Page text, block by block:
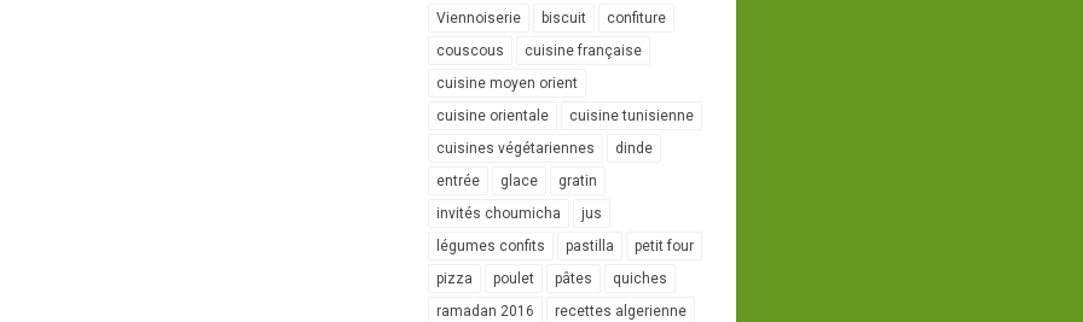
Viennoiserie
biscuit
confiture
couscous
cuisine française
cuisine moyen orient
cuisine orientale
cuisine tunisienne
cuisines végétariennes
dinde
entrée
glace
gratin
invités choumicha
jus
légumes confits
pastilla
petit four
pizza
poulet pâtes
quiches
ramadan 2016
recettes algerienne